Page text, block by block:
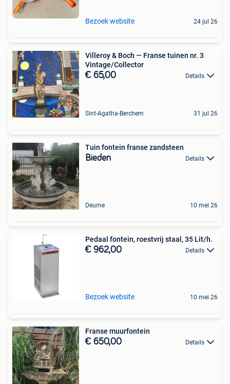
Bezoek website 24 jul 26
Villeroy & Boch — Franse tuinen nr. 3
Vintage/Collector
€ 65,00 Details
Sint-Agatha-Berchem 31 jul 26
Tuin fontein franse zandsteen
Bieden Details
Deurne 10 mei 26
Pedaal fontein, roestvrij staal, 35 Lit/h.
€ 962,00 Details
Bezoek website 10 mei 26
Franse muurfontein
€ 650,00 Details